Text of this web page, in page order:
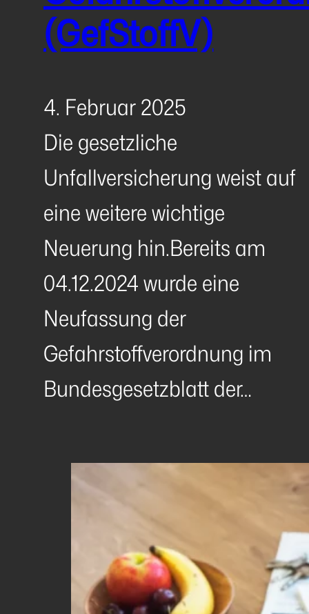
(GefStoffV)
4. Februar 2025
Die gesetzliche
Unfallversicherung weist auf
eine weitere wichtige
Neuerung hin.Bereits am
04.12.2024 wurde eine
Neufassung der
Gefahrstoffverordnung im
Bundesgesetzblatt der…